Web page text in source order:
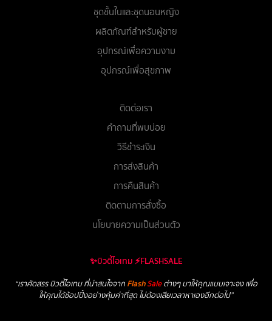
ชุดชั้นในและชุดนอนหญิง
ผลิตภัณฑ์สำหรับผู้ชาย
อุปกรณ์เพื่อความงาม
อุปกรณ์เพื่อสุขภาพ
ติดต่อเรา
คำถามที่พบบ่อย
วิธีชำระเงิน
การส่งสินค้า
การคืนสินค้า
ติดตามการสั่งซื้อ
นโยบายความเป็นส่วนตัว
✨บิวตี้ไอเทม ⚡FLASHSALE
“เราคัดสรร บิวตี้ไอเทม ที่น่าสนใจจาก FlashSaleต่างๆ มาให้คุณแบบเจาะจง เพื่อ
ให้คุณได้ช้อปปิ้งอย่างคุ้มค่าที่สุด ไม่ต้องเสียเวลาหาเองอีกต่อไป”